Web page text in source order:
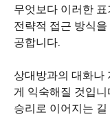
무엇보다 이러한
전략적 접근 방식
공합니다.
상대방과의 대화나
게 익숙해질 것입
승리로 이어지는 길